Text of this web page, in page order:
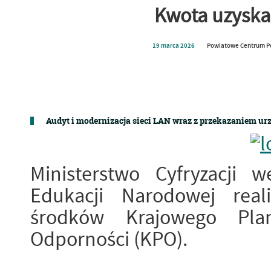
Kwota
19 marca 2026 Powiatowe Centrum
Audyt i modernizacja sieci LAN wraz z przekazaniem
Ministerstwo Cyfryzacji
Edukacji Narodowej
środków Krajowego
Odporności (KPO).